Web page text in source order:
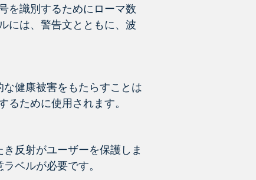
を識別するためにローマ数
には、警告文とともに、波
健康被害をもたらすことは
るために使用されます。
反射がユーザーを保護しま
ベルが必要です。